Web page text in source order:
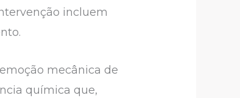
incluem
mecânica de
química que,